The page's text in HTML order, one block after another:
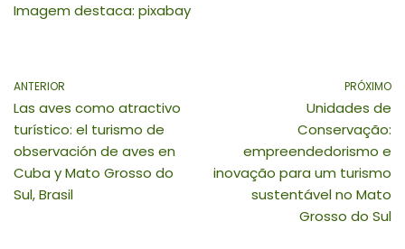
Imagem destaca: pixabay
ANTERIOR
Las aves como atractivo
turístico: el turismo de
observación de aves en
Cuba y Mato Grosso do
Sul, Brasil
PRÓXIMO
Unidades de
Conservação:
empreendedorismo e
inovação para um turismo
sustentável no Mato
Grosso do Sul